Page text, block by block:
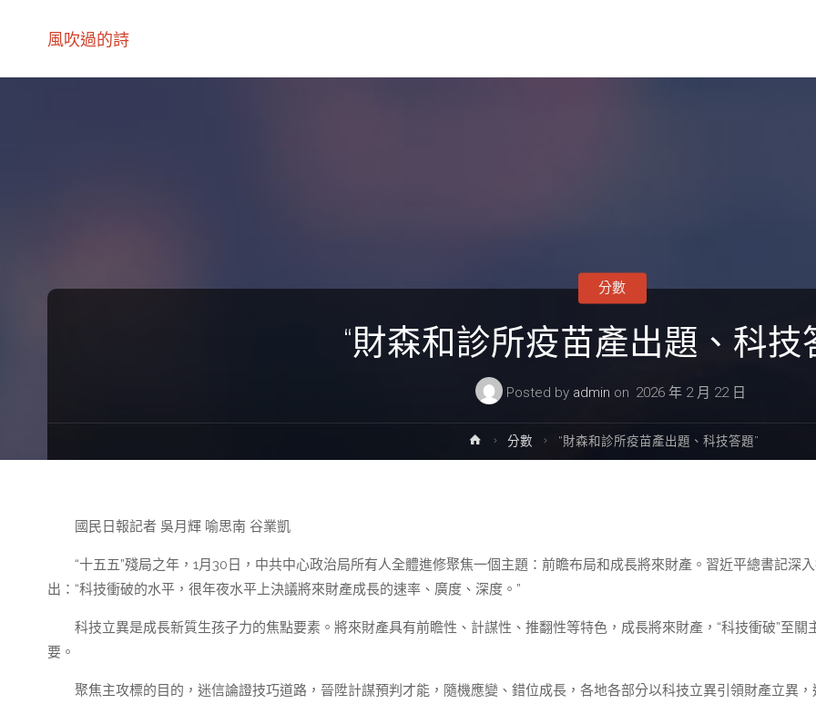
風吹過的詩
“財森和診所疫苗產出題、科技
Posted by admin on 2026 年 2 月 22 日
分數
Home分數 “財森和診所疫苗產出題、科技答題”
國民日報記者 吳月輝 喻思南 谷業凱
“十五五”殘局之年，1月30日，中共中心政治局所有人全體進修聚焦一個主題：前瞻布局和成長將來財產。習近平總書記深
出：“科技衝破的水平，很年夜水平上決議將來財產成長的速率、廣度、深度。”
科技立異是成長新質生孩子力的焦點要素。將來財產具有前瞻性、計謀性、推翻性等特色，成長將來財產，“科技衝破”至關
要。
聚焦主攻標的目的，迷信論證技巧道路，晉陞計謀預判才能，隨機應變、錯位成長，各地各部分以科技立異引領財產立異，